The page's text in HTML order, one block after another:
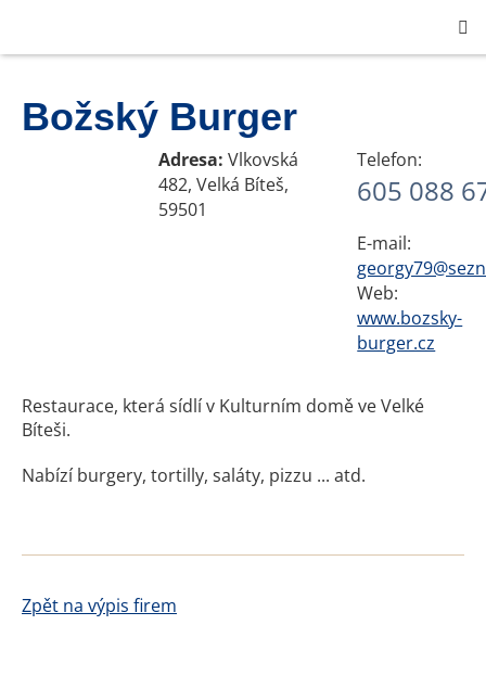
Božský Burger
Adresa: Vlkovská
482, Velká Bíteš,
59501
Telefon:
605 088
E-mail:
Web:
www.bozsky-
burger.cz
Restaurace, která sídlí v Kulturním domě ve Velké
Bíteši.
Nabízí burgery, tortilly, saláty, pizzu ... atd.
Zpět na výpis firem